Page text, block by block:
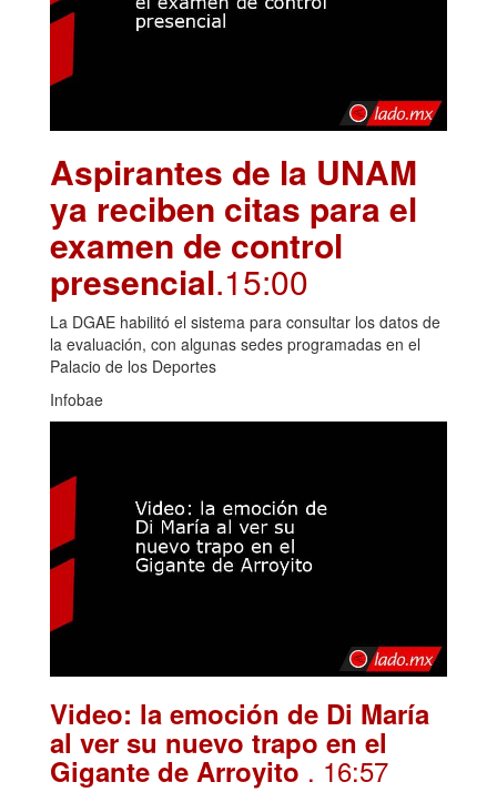
Aspirantes de la UNAM
ya reciben citas para el
examen de control
presencial.15:00
La DGAE habilitó el sistema para consultar los datos de
la evaluación, con algunas sedes programadas en el
Palacio de los Deportes
Infobae
Video: la emoción de Di María
al ver su nuevo trapo en el
Gigante de Arroyito . 16:57